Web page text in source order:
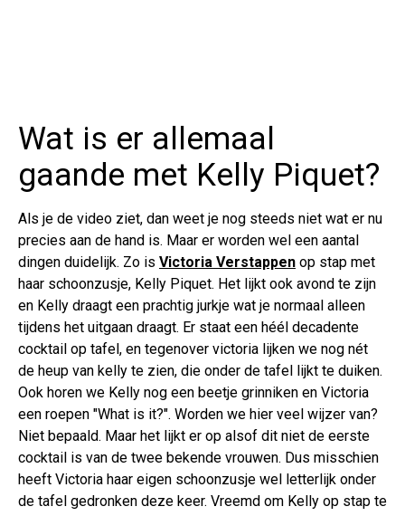
Wat is er allemaal
gaande met Kelly Piquet?
Als je de video ziet, dan weet je nog steeds niet wat er nu
precies aan de hand is. Maar er worden wel een aantal
dingen duidelijk. Zo is Victoria Verstappen op stap met
haar schoonzusje, Kelly Piquet. Het lijkt ook avond te zijn
en Kelly draagt een prachtig jurkje wat je normaal alleen
tijdens het uitgaan draagt. Er staat een héél decadente
cocktail op tafel, en tegenover victoria lijken we nog nét
de heup van kelly te zien, die onder de tafel lijkt te duiken.
Ook horen we Kelly nog een beetje grinniken en Victoria
een roepen "What is it?". Worden we hier veel wijzer van?
Niet bepaald. Maar het lijkt er op alsof dit niet de eerste
cocktail is van de twee bekende vrouwen. Dus misschien
heeft Victoria haar eigen schoonzusje wel letterlijk onder
de tafel gedronken deze keer. Vreemd om Kelly op stap te